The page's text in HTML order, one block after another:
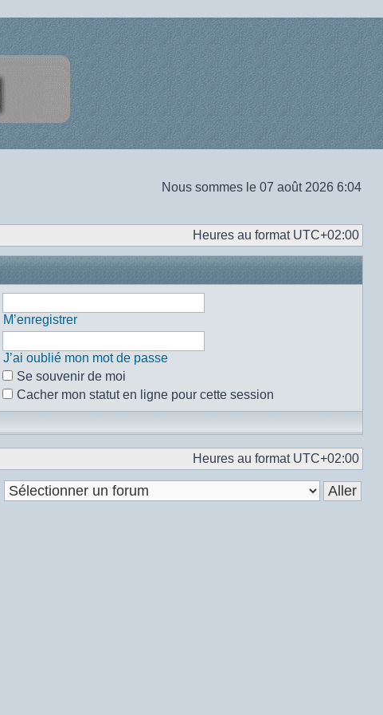
Nous sommes le 07 août 2026 6:04
Heures au format UTC+02:00
M’enregistrer
J’ai oublié mon mot de passe
Se souvenir de moi
Cacher mon statut en ligne pour cette session
Heures au format UTC+02:00